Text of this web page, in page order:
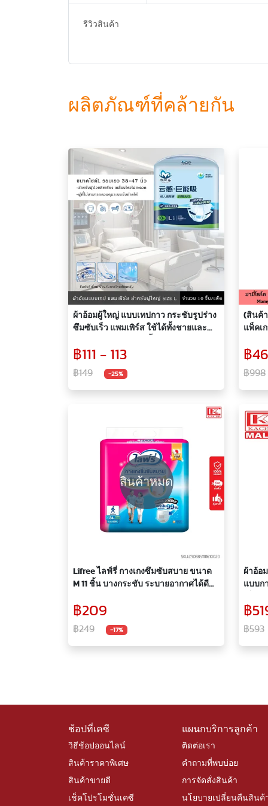
รีวิวสินค้า
ผลิตภัณฑ์ที่คล้ายกัน
ผ้าอ้อมผู้ใหญ่ แบบเทปกาว กระชับรูปร่าง
ซึมซับเร็ว แพมเพิร์ส ใช้ได้ทั้งชายและ
฿111 - 113
฿149 -25%
(สินค้
แพ็คเ
เอ็กซ์
สำเร็
฿
฿998
สินค้าหมด
Lifree ไลฟ์รี่ กางเกงซึมซับสบาย ขนาด
M 11 ชิ้น บางกระชับ ระบายอากาศได้ดี
ซึมซับ ผ้าอ้อมผู้ใหญ่
฿209
฿249 -17%
ผ้าอ้อ
แบบก
฿
฿593
ช้อปที่เคซี
วิธีช้อปออนไลน์
สินค้าราคาพิเศษ
สินค้าขายดี
เช็คโปรโมชั่นเคซี
แผนกบริการลูกค้า
ติดต่อเรา
คำถามที่พบบ่อย
การจัดสั่งสินค้า
นโยบายเปลี่ยนคืนสินค้